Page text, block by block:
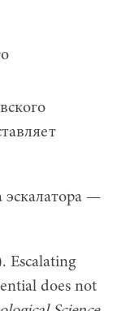
эскалатора —
Escalating
does not